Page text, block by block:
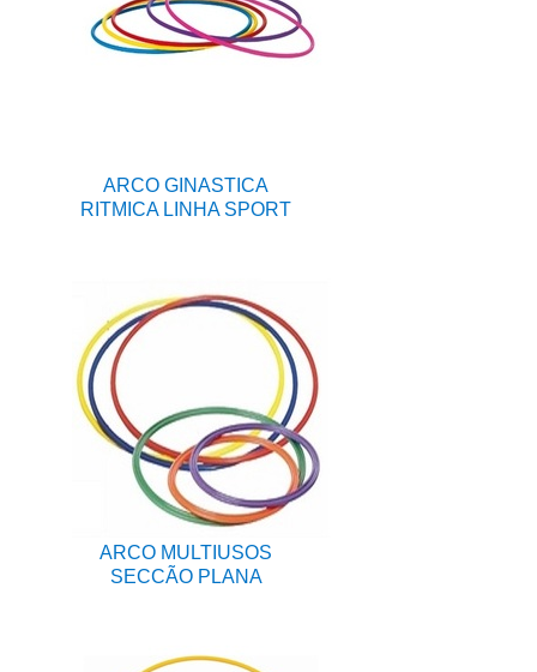
ARCO GINASTICA
RITMICA LINHA SPORT
ARCO MULTIUSOS
SECCÃO PLANA